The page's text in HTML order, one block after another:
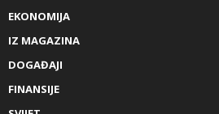
EKONOMIJA
IZ MAGAZINA
DOGAĐAJI
FINANSIJE